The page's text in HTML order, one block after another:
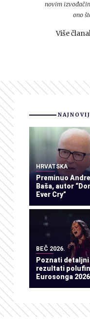
novim
ono
Više
HRVATSKA
Preminuo
Baša, autor
Ever Cry”
BEČ 2026.
Poznati detaljni
rezultati
Eurosonga